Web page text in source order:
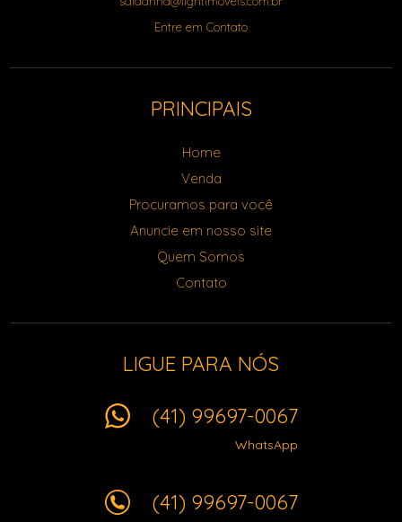
Entre em Contato
PRINCIPAIS
Home
Venda
Procuramos para você
Anuncie em nosso site
Quem Somos
Contato
LIGUE PARA NÓS
(41) 99697-0067
WhatsApp
(41) 99697-0067